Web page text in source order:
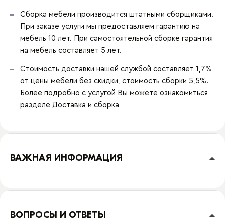
Сборка мебели производится штатными сборщиками.
При заказе услуги мы предоставляем гарантию на
мебель 10 лет. При самостоятельной сборке гарантия
на мебель составляет 5 лет.
Стоимость доставки нашей службой составляет 1,7%
от цены мебели без скидки, стоимость сборки 5,5%.
Более подробно с услугой Вы можете ознакомиться
разделе Доставка и сборка
ВАЖНАЯ ИНФОРМАЦИЯ
ВОПРОСЫ И ОТВЕТЫ